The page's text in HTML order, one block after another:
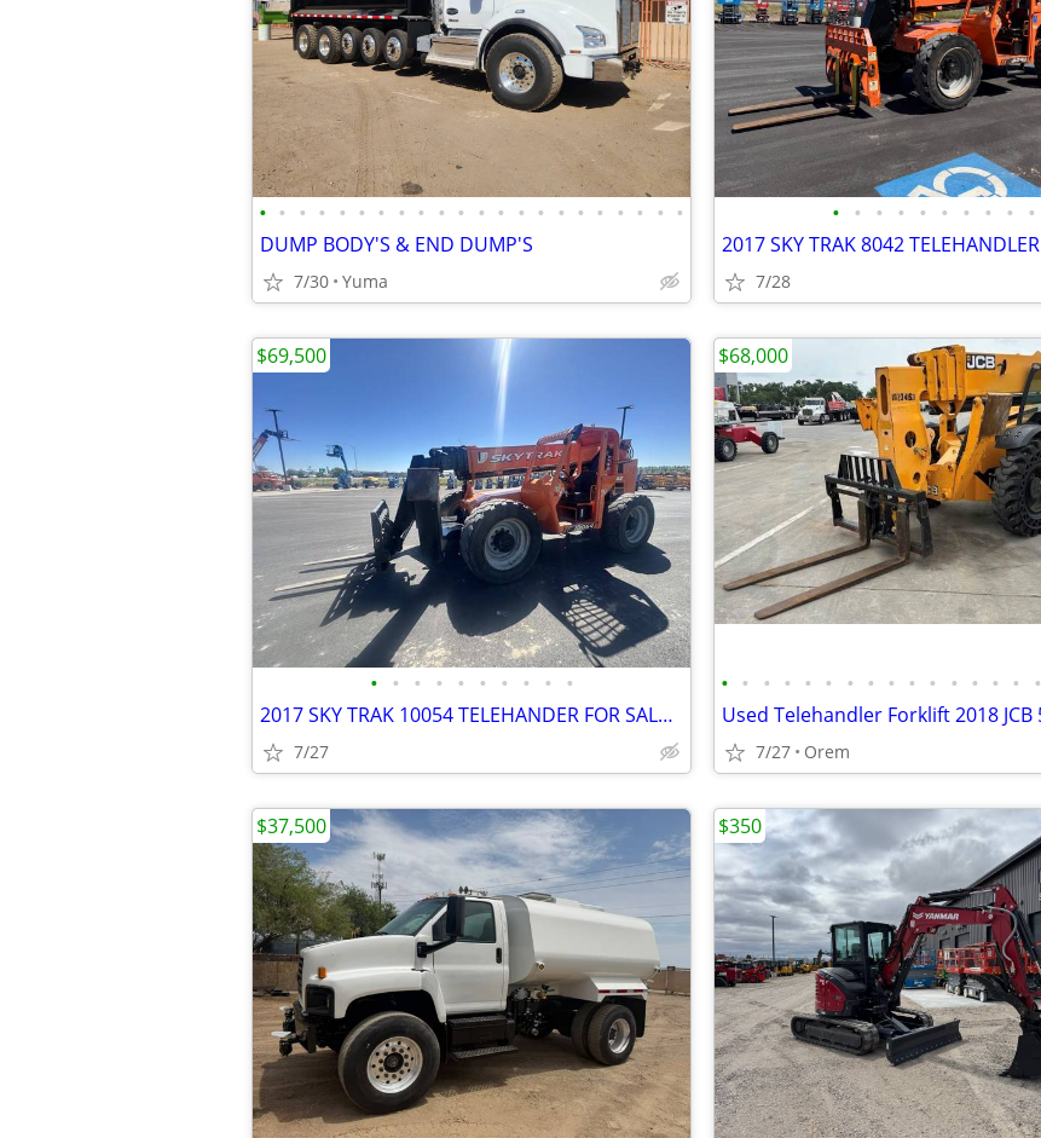
• • • • • • • • • • • • • • • • • • • • • •
DUMP BODY'S & END DUMP'S
7/30 Yuma
• • • • • • • • • •
2017 SKY TRAK 8042 TELEHANDLER
7/28
• • • • • • • • • •
2017 SKY TRAK 10054 TELEHANDER FOR SALE OR RENT!
7/27
$69,500
• • • • • • • • • • • • • • • •
7/27 Orem
$68,000
$37,500 $350